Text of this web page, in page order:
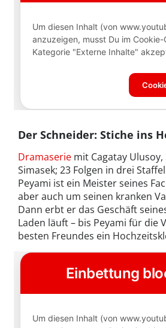
Der Schneider: Stiche ins
Dramaserie mit Cagatay
Simasek; 23 Folgen in drei
Peyami ist ein Meister seines
aber auch um seinen kranken
Dann erbt er das Geschäft
Laden läuft – bis Peyami für die
besten Freundes ein